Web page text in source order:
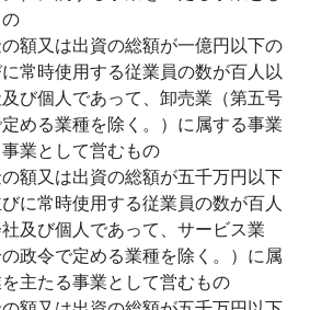
額又は出資の総額が一億円以下の
常時使用する従業員の数が百人以
び個人であって、卸売業（第五号
める業種を除く。）に属する事業
業として営むもの
額又は出資の総額が五千万円以下
に常時使用する従業員の数が百人
及び個人であって、サービス業
の政令で定める業種を除く。）に属
主たる事業として営むもの